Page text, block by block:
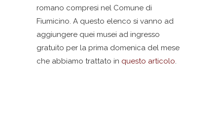
romano compresi nel Comune di
Fiumicino. A questo elenco si vanno ad
aggiungere quei musei ad ingresso
gratuito per la prima domenica del mese
che abbiamo trattato in questo articolo.